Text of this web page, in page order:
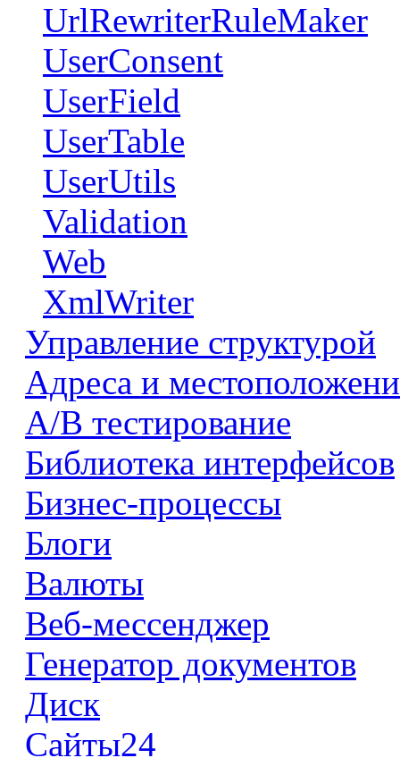
UrlRewriterRuleMaker
UserConsent
UserField
UserTable
UserUtils
Validation
Web
XmlWriter
Управление структурой
Адреса и
А/В тестирование
Библиотека интерфейсов
Бизнес-процессы
Блоги
Валюты
Веб-мессенджер
Генератор документов
Диск
Сайты24